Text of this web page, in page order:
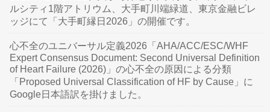
ルシティ1階アトリウム、大手町川端緑道、東京金融ビレ
ッジにて「大手町縁日2026」の開催です。
心不全のユニバーサル定義2026「AHA/ACC/ESC/WHF
Expert Consensus Document: Second Universal Definition
of Heart Failure (2026)」の心不全の原因による分類
「Proposed Universal Classification of HF by Cause」に
Google日本語訳を掛けました。